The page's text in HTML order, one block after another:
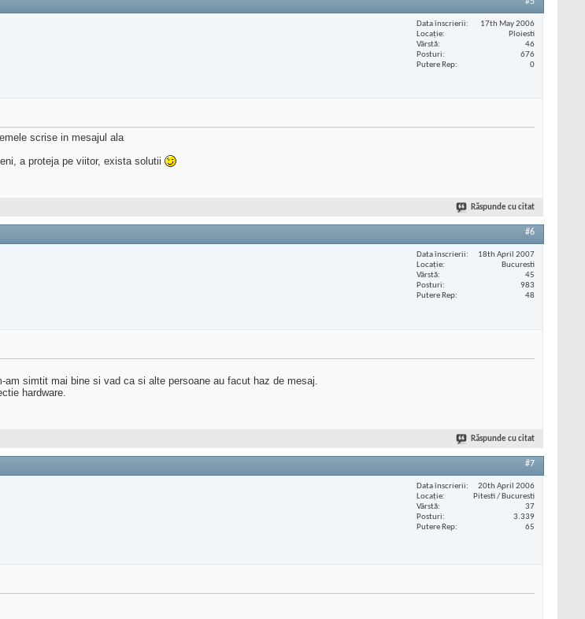
Data înscrierii
17th May 2006
Locaţie
Ploiesti
Vârstă
46
Posturi
676
Putere Rep
0
scrise in mesajul ala
a proteja pe viitor, exista solutii
Răspunde cu citat
#6
Data înscrierii
18th April 2007
Locaţie
Bucuresti
Vârstă
45
Posturi
983
Putere Rep
48
simtit mai bine si vad ca si alte persoane au facut haz de mesaj.
hardware.
Răspunde cu citat
#7
Data înscrierii
20th April 2006
Locaţie
Pitesti / Bucuresti
Vârstă
37
Posturi
3.339
Putere Rep
65